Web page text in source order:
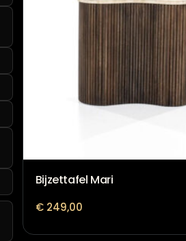
Bijzettafel Mari
€249,00